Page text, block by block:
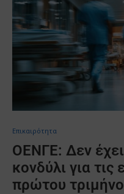
Επικαιρότητα
ΟΕΝΓΕ: Δεν
κονδύλι για
πρώτου